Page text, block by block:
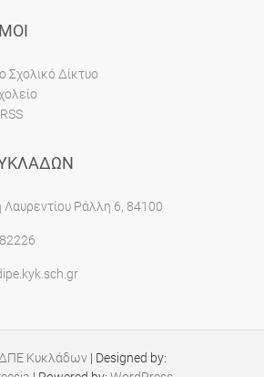
Σχολικό Δίκτυο
Λαυρεντίου Ράλλη 6, 84100
ΔΠΕ Κυκλάδων | Designed by: